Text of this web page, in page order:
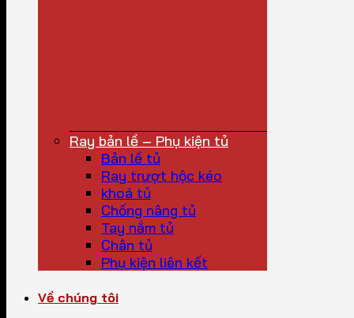
Ray bản lề – Phụ kiện tủ
Bản lề tủ
Ray trượt hộc kéo
khoá tủ
Chống nâng tủ
Tay nắm tủ
Chân tủ
Phụ kiện liên kết
Về chúng tôi